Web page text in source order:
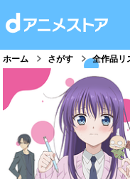
ホーム さがす 全作品リ